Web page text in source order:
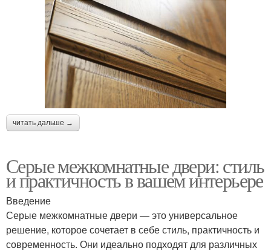
читать дальше →
Серые межкомнатные двери: стиль
и практичность в вашем интерьере
Введение
Серые межкомнатные двери — это универсальное
решение, которое сочетает в себе стиль, практичность и
современность. Они идеально подходят для различных